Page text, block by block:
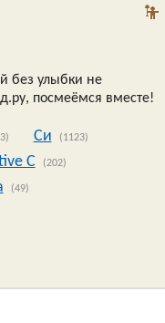
без улыбки не
посмеёмся вместе!
Си (1123)
C (202)
(49)